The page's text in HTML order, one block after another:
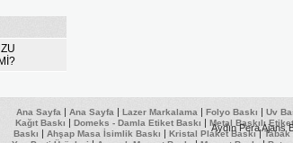
Ana Sayfa | Ana Sayfa | Lazer Markalama | Folyo Baskı | Uv
Kağıt Baskı | Domeks - Damla Etiket Baskı | Metal Baskılı Etiket
Baskı | Ahşap Masa İsimlik Baskı | Kristal Plaket Baskı|Tabak
Aydın Pera Ajans